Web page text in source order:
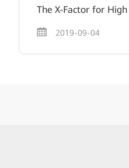
The X-Factor for
2019-09-04